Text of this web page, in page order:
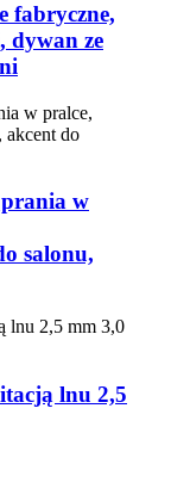
fabryczne,
dywan ze
w
salonu,
lnu 2,5